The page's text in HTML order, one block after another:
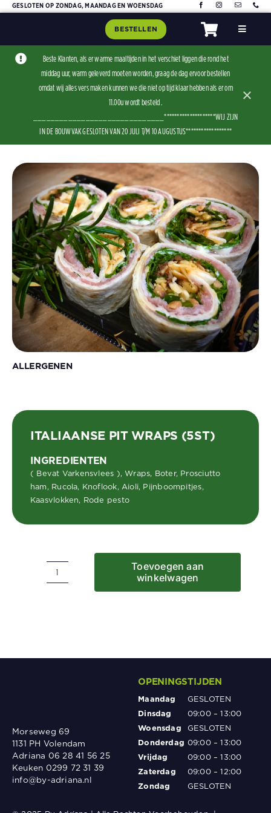
GESLOTEN OP ZONDAG, MAANDAG EN WOENSDAG
Toggle
Contact
BESTELLEN
Beste Klanten, als er warme maaltijden in het verschiet liggen die rond het
middag uur, warm geleverd moeten worden, graag de dag ervoor bestellen
omdat wij alles vers maken kunnen we die niet op tijd klaar hebben als er om
11.00u wordt besteld .
______________________________********************WIJ ZIJN
IN DE BOUWVAK GESLOTEN VAN 20 JULI T/M 10 AUGUSTUS******************
×
ALLERGENEN
ITALIAANSE PIT WRAPS (5ST)
INGREDIENTEN
( Bevat Varkensvlees ), Wraps, Boter, Prosciutto
ham, Rucola, Knoflook, Aioli, Pijnboompitjes,
Kaasvlokken, Rode pesto
Italiaanse
Toevoegen aan
winkelwagen
Morseweg 69
1131 PH Volendam
Adriana 06 28 41 56 25
Keuken 0299 72 31 39
info@by-adriana.nl
OPENINGSTIJDEN
Maandag
GESLOTEN
Dinsdag
09:00 – 13:00
Woensdag
GESLOTEN
Donderdag 09:00 – 13:00
Vrijdag
09:00 – 13:00
Zaterdag
09:00 – 12:00
Zondag
GESLOTEN